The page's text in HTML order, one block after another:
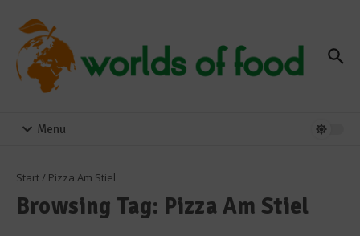
Menu
Start/ Pizza Am Stiel
Browsing Tag: Pizza Am Stiel